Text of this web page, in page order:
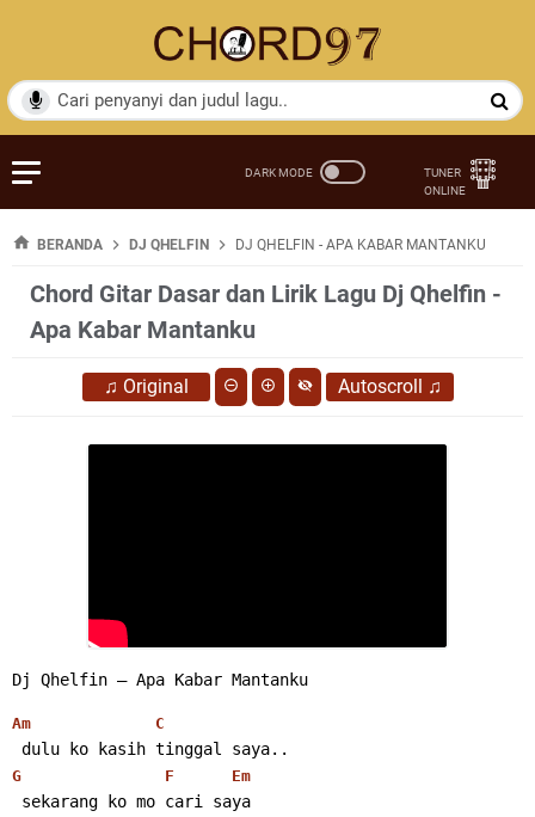
BERANDA DJ QHELFIN DJ QHELFIN - APA KABAR MANTANKU
Chord Gitar Dasar dan Lirik Lagu Dj Qhelfin -
Apa Kabar Mantanku
♫ Original Autoscroll ♫
Dj Qhelfin – Apa Kabar Mantanku
Am C
dulu ko kasih tinggal saya..
G F Em
sekarang ko mo cari saya